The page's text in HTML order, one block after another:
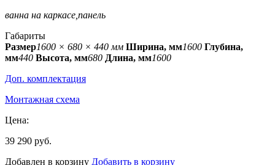
ванна на каркасе,панель
Габариты
Размер1600 × 680 × 440 мм Ширина, мм1600 Глубина,
мм440 Высота, мм680 Длина, мм1600
Доп. комплектация
Монтажная схема
Цена:
39 290 руб.
Добавлен в корзину Добавить в корзину